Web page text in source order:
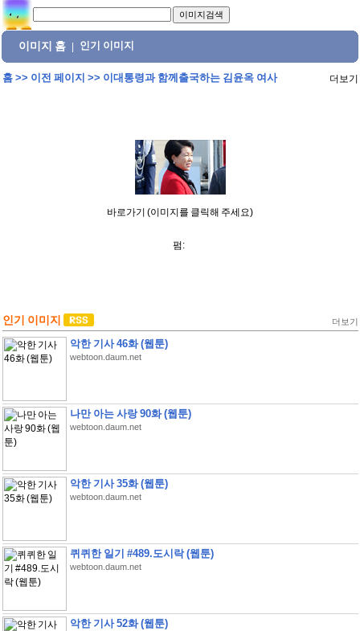
이미지 홈 인기 이미지
홈>> 이전 페이지 >> 이대통령과 함께출국하는 김윤옥 여사 더보기
바로가기 (이미지를 클릭해 주세요)
펌:
인기 이미지 더보기
악한 기사 46화 (웹툰)
webtoon.daum.net
나만 아는 사랑 90화 (웹툰)
webtoon.daum.net
악한 기사 35화 (웹툰)
webtoon.daum.net
퀴퀴한 일기 #489.도시락 (웹툰)
webtoon.daum.net
악한 기사 52화 (웹툰)